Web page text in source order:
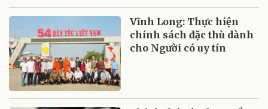
Vĩnh Long: Thực hiện
chính sách đặc thù dành
cho Người có uy tín